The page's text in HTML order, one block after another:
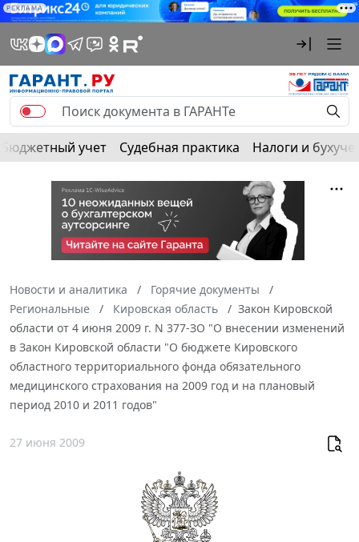
РЕКЛАМА
Бюджетный учет Судебная практика Налоги и
Новости и аналитика
Горячие документы
Региональные
Кировская область
Закон Кировской
области от 4 июня 2009 г. N 377-ЗО "О внесении изменений
в Закон Кировской области "О бюджете Кировского
областного территориального фонда обязательного
медицинского страхования на 2009 год и на плановый
период 2010 и 2011 годов"
27 июня 2009